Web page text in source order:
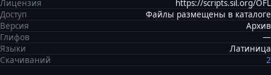
Лицензия
https://scripts.sil.org/OFL
Доступ
Файлы размещены в каталоге
Версия
Архив
Глифов
—
Языки
Латиница
Скачиваний
2